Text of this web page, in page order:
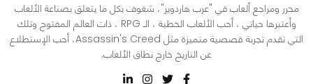
محرر ومراجع ألعاب في "عرب هاردوير"، شغوف بكل ما يتعلق بصناعة الألعاب
وأعتبرها حياتي ، أحب الألعاب الخطية ، الـ RPG ، ذات العالم المفتوح وتلك
التي تقدم تجربة قصصية متميزة مثل Assassin's Creed، أحب الإستطلاع
عن التاريخ خارج نطاق الألعاب.